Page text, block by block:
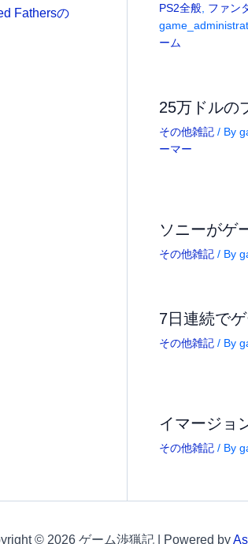
Fathersの
PS2全般, ファン
ーム
25万ドルの
その他雑記/ By
ーマー
ソニーがゲ
その他雑記/ By
7日連続で
その他雑記/ By
イマージョ
その他雑記/ By
© 2026 ゲーム渉猟記 | Powered by